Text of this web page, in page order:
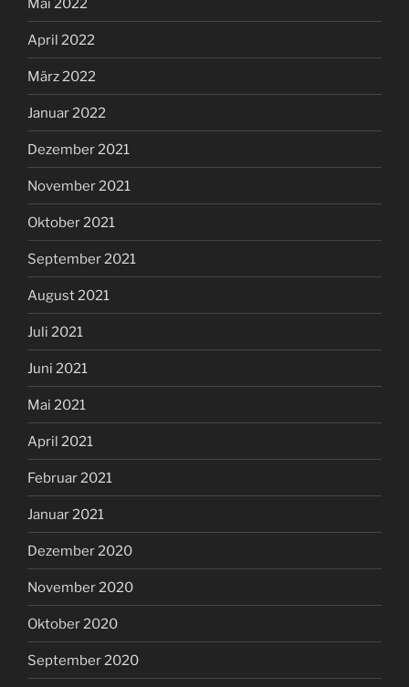
April 2022
März 2022
Januar 2022
Dezember 2021
November 2021
Oktober 2021
September 2021
August 2021
Juli 2021
Juni 2021
Mai 2021
April 2021
Februar 2021
Januar 2021
Dezember 2020
November 2020
Oktober 2020
September 2020